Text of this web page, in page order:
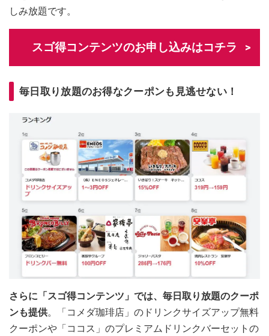
しみ放題です。
スゴ得コンテンツのお申し込みはコチラ
毎日取り放題のお得なクーポンも見逃せない！
さらに「スゴ得コンテンツ」では、毎日取り放題のクーポ
ンも提供。「コメダ珈琲店」のドリンクサイズアップ無料
クーポンや「ココス」のプレミアムドリンクバーセットの